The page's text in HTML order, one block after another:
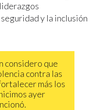
y la inclusión
considero que
contra las
más los
ayer